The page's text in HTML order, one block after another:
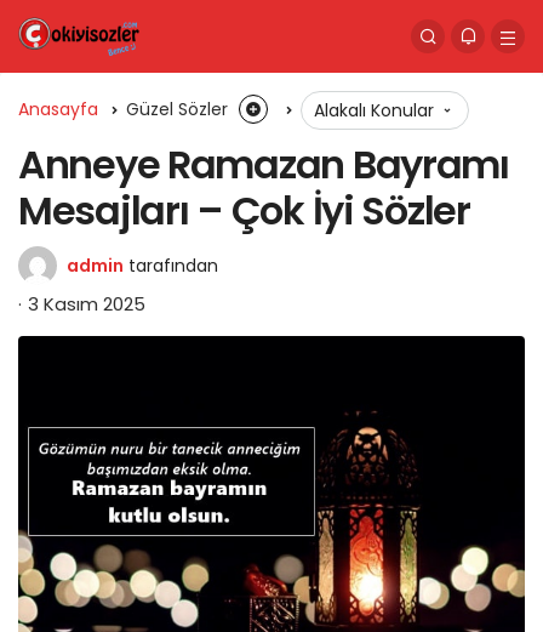
Anasayfa Güzel Sözler Alakalı Konular
Anneye Ramazan Bayramı
Mesajları – Çok İyi Sözler
admin tarafından
3 Kasım 2025